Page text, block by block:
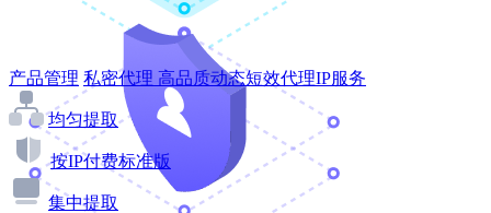
产品管理 私密代理 高品质动态短效代理IP服务
均匀提取
按IP付费标准版
集中提取